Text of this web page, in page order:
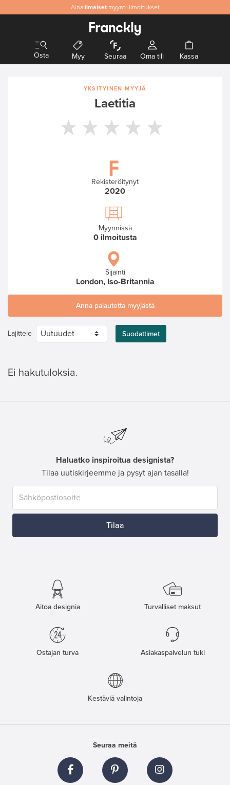
Ainailmaisetmyynti-ilmoitukset
Aitoa& laadukasta designia
Osta Myy Seuraa Oma tili Kassa
YKSITYINEN MYYJÄ
Laetitia
Rekisteröitynyt
2020
Myynnissä
0 ilmoitusta
Sijainti
London, Iso-Britannia
Anna palautetta myyjästä
Lajittele Suodattimet
Ei hakutuloksia.
Haluatko inspiroitua designista?
Tilaa uutiskirjeemme ja pysyt ajan tasalla!
Tilaa
Aitoa designia Turvalliset maksut
Ostajan turva Asiakaspalvelun tuki
Kestäviä valintoja
Seuraa meitä